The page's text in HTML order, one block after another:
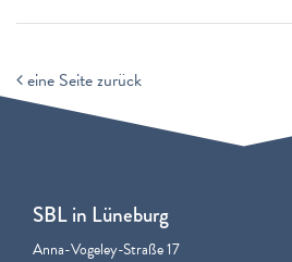
eine Seite zurück
SBL in Lüneburg
Anna-Vogeley-Straße 17